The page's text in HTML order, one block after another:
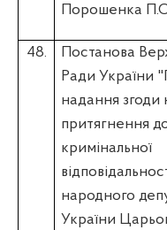
Порошенка
48.
Постанова
Ради України
надання згоди
притягнення
кримінальної
народного
України